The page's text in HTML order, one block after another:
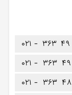
۰۲۱ - ۳۶۳ ۴۹
۰۲۱ - ۳۶۳ ۴۹
۰۲۱ - ۳۶۳ ۴۸